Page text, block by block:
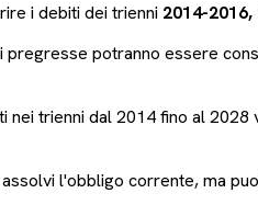
i debiti dei trienni 2014-
potranno essere
trienni dal 2014 fino al
l'obbligo corrente, ma